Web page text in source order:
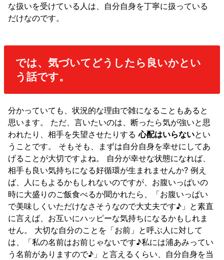
な扱いを受けている人は、自分自身を丁寧に扱っている
だけなのです。
では、気づいてどうしたら良いかとい
う話です。
分かっていても、状況的な理由で雑になることもあると
思います。 ただ、言いたいのは、断ったら気が強いと思
われたり、相手を失望させたりする心配はいらないとい
うことです。 そもそも、まずは自分自身を幸せにしてあ
げることが大切ですよね。 自分が幸せな状態になれば、
相手も良い気持ちになる好循環が生まれませんか? 例え
ば、人にもよるかもしれないのですが、お腹いっぱいの
時に大盛りのご飯食べるか聞かれたら、「お腹いっぱい
で美味しくいただけなさそうなので大丈夫です♪」と素直
に言えば、お互いにハッピーな気持ちになるかもしれま
せん。 大切な自分のことを「お前」と呼ぶ人に対して
は、「私の名前はお前じゃないです♪私には浦あみってい
う名前がありますので♪」と言えるくらい、自分自身を当